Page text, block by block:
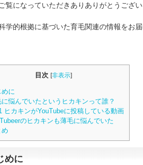
覧になっていただきありありがとうござい
学的根拠に基づいた育毛関連の情報をお届
目次 [非表示]
めに
に悩んでいたというヒカキンって誰？
ヒカキンがYouTubeに投稿している動画
のヒカキンも薄毛に悩んでいた
め
めに